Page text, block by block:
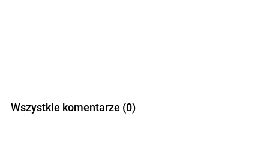
Wszystkie komentarze (0)